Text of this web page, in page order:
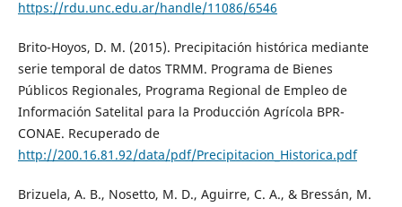
https://rdu.unc.edu.ar/handle/11086/6546
Brito-Hoyos, D. M. (2015). Precipitación histórica mediante
serie temporal de datos TRMM. Programa de Bienes
Públicos Regionales, Programa Regional de Empleo de
Información Satelital para la Producción Agrícola BPR-
CONAE. Recuperado de
http://200.16.81.92/data/pdf/Precipitacion_Historica.pdf
Brizuela, A. B., Nosetto, M. D., Aguirre, C. A., & Bressán, M.